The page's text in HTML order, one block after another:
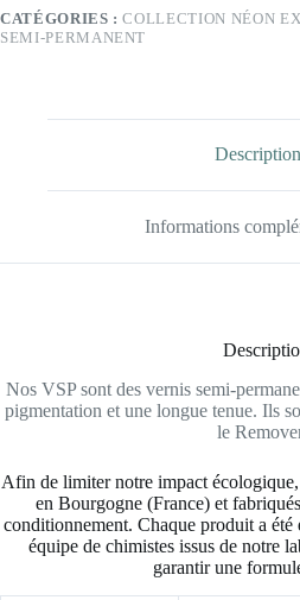
Néon
Exotic)
CATÉGORIES :COLLECTION NÉON
SEMI-PERMANENT
Description
Informations
Nos VSP sont des vernis semi-
pigmentation et une longue tenue. Ils
le
Afin de limiter notre impact
en Bourgogne (France) et
conditionnement. Chaque produit a été
équipe de chimistes issus de notre
garantir une